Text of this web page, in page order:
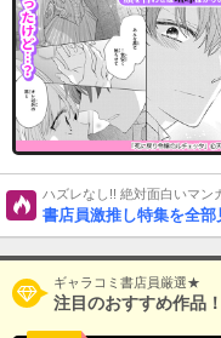
ハズレなし!! 絶対面白いマ
書店員激推し特集を全部
ギャラコミ書店員厳選★
注目のおすすめ作品！